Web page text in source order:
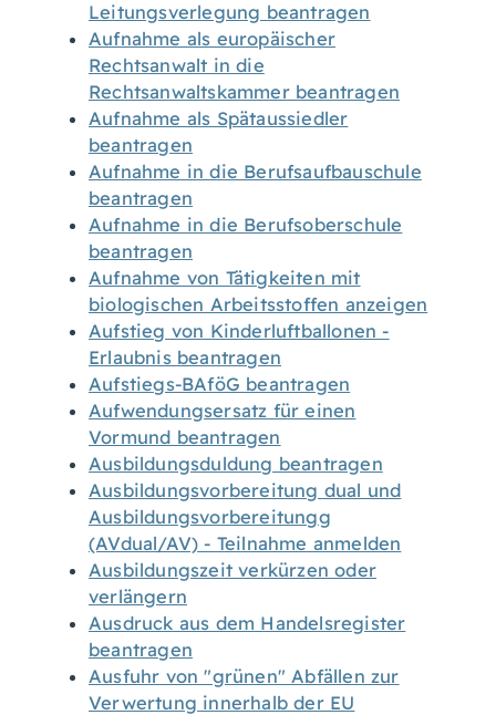
Leitungsverlegung beantragen
Aufnahme als europäischer
Rechtsanwalt in die
Rechtsanwaltskammer beantragen
Aufnahme als Spätaussiedler
beantragen
Aufnahme in die Berufsaufbauschule
beantragen
Aufnahme in die Berufsoberschule
beantragen
Aufnahme von Tätigkeiten mit
biologischen Arbeitsstoffen anzeigen
Aufstieg von Kinderluftballonen -
Erlaubnis beantragen
Aufstiegs-BAföG beantragen
Aufwendungsersatz für einen
Vormund beantragen
Ausbildungsduldung beantragen
Ausbildungsvorbereitung dual und
Ausbildungsvorbereitungg
(AVdual/AV) - Teilnahme anmelden
Ausbildungszeit verkürzen oder
verlängern
Ausdruck aus dem Handelsregister
beantragen
Ausfuhr von "grünen" Abfällen zur
Verwertung innerhalb der EU